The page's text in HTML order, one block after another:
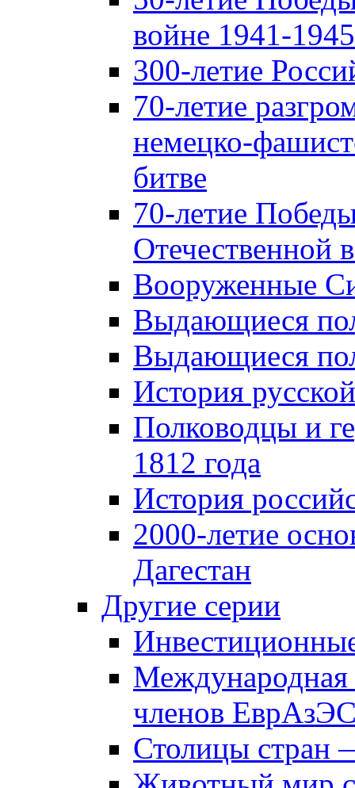
войне 1941-1945
300-летие
70-летие
немецко-
битве
70-летие
Отечественной
Вооруженные
Выдающиеся
Выдающиеся
История
Полководцы и
1812 года
История
2000-летие
Дагестан
Другие серии
Международная
членов
Столицы стран